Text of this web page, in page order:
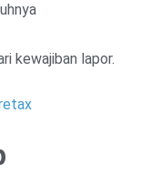
kewajiban lapor.